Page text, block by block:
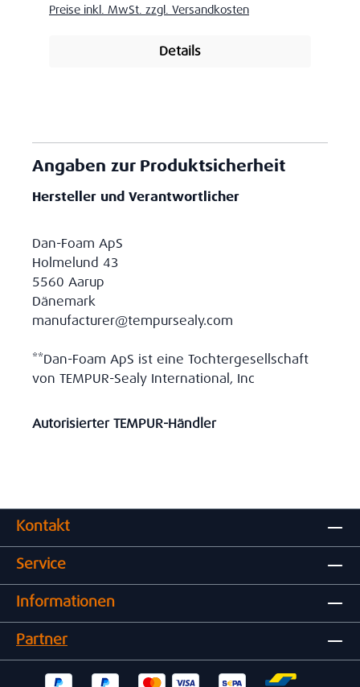
Preise inkl. MwSt. zzgl. Versandkosten
Details
Angaben zur Produktsicherheit
Hersteller und Verantwortlicher
Dan-Foam ApS
Holmelund 43
5560 Aarup
Dänemark
manufacturer@tempursealy.com
**Dan-Foam ApS ist eine Tochtergesellschaft
von TEMPUR-Sealy International, Inc
Autorisierter TEMPUR-Händler
Kontakt
Service
Informationen
Partner